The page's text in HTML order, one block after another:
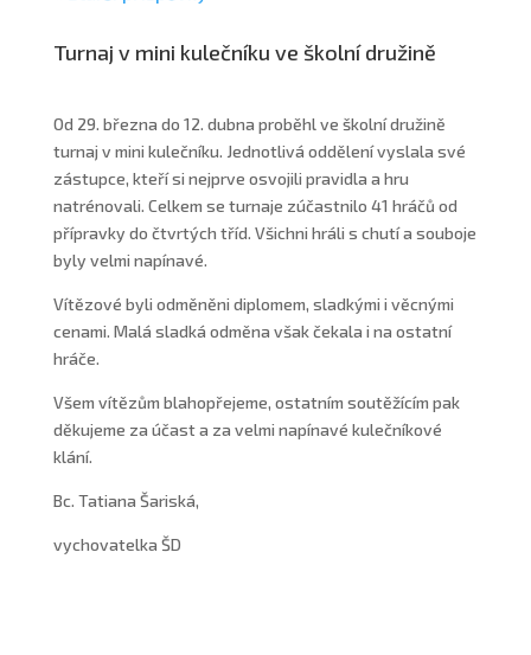
Turnaj v mini kulečníku ve školní družině
Od 29. března do 12. dubna proběhl ve školní družině
turnaj v mini kulečníku. Jednotlivá oddělení vyslala své
zástupce, kteří si nejprve osvojili pravidla a hru
natrénovali. Celkem se turnaje zúčastnilo 41 hráčů od
přípravky do čtvrtých tříd. Všichni hráli s chutí a souboje
byly velmi napínavé.
Vítězové byli odměněni diplomem, sladkými i věcnými
cenami. Malá sladká odměna však čekala i na ostatní
hráče.
Všem vítězům blahopřejeme, ostatním soutěžícím pak
děkujeme za účast a za velmi napínavé kulečníkové
klání.
Bc. Tatiana Šariská,
vychovatelka ŠD